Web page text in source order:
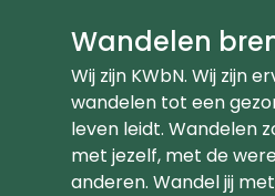
Wandelen
Wij zijn KWbN. Wij zijn
wandelen tot een
leven leidt. Wandelen
met jezelf, met de
anderen. Wandel jij